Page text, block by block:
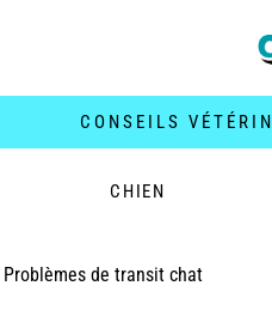
CONSEILS
CHIEN
Problèmes de transit chat